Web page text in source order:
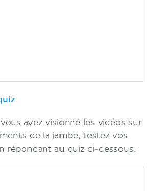
avez visionné les vidéos sur
de la jambe, testez vos
répondant au quiz ci-dessous.